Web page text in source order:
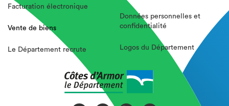
Facturation électronique
Vente de biens
Le Département recrute
Données personnelles et
confidentialité
Logos du Département